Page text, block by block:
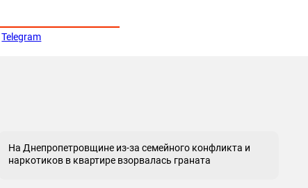
Telegram
На Днепропетровщине из-за семейного конфликта и
наркотиков в квартире взорвалась граната